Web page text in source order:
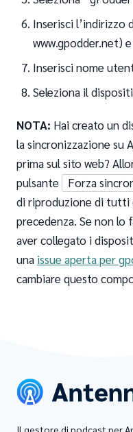
Inserisci l’indirizzo
www.gpodder.net)
Inserisci nome
Seleziona il
NOTA: Hai creato un
la sincronizzazione su
prima sul sito web?
pulsante
Forza
di riproduzione di tutti
precedenza. Se non lo
aver collegato i
una issue aperta per
cambiare questo
Il gestore di podcast per